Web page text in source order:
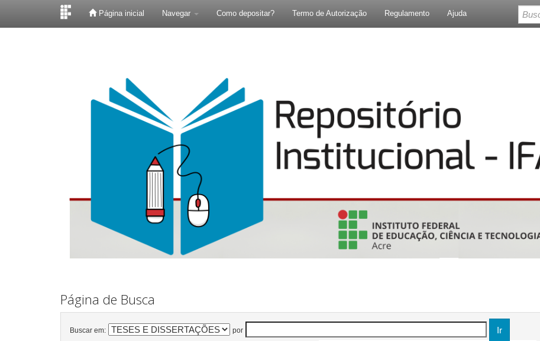
Página inicial Navegar Como depositar? Termo de Autorização Regulamento Ajuda
Página de Busca
Buscar em: por